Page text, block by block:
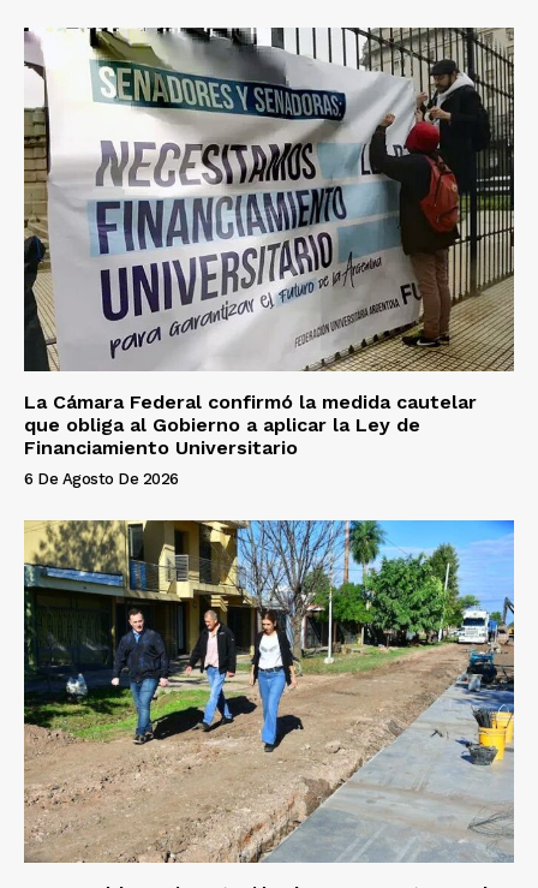
La Cámara Federal confirmó la medida cautelar
que obliga al Gobierno a aplicar la Ley de
Financiamiento Universitario
6 De Agosto De 2026